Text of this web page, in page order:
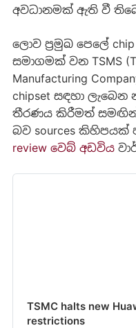
අවධානමක් ඇති වී
ලොව ප්‍රමුඛ පෙලේ
සමාගමක් වන TSMS
Manufacturing
chipset සඳහා
තීරණය කිරීමත්
බව sources
review වෙබ් අඩවිය
TSMC halts new
restrictions